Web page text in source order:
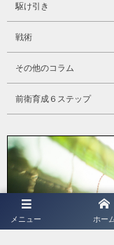
駆け引き
戦術
その他のコラム
前衛育成６ステップ
メニュー ホー